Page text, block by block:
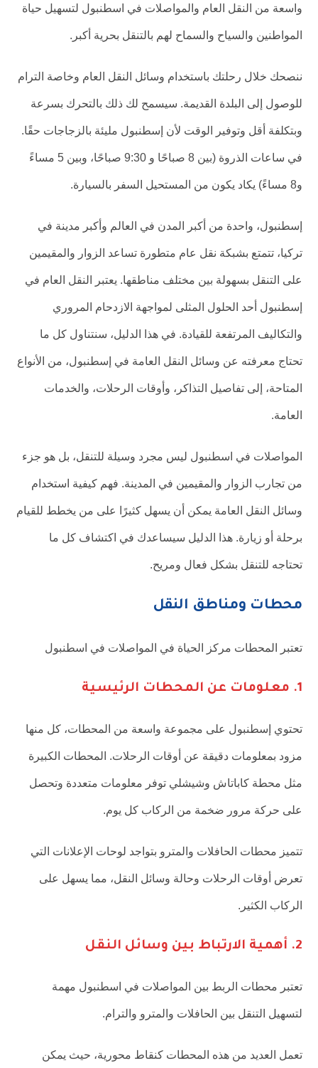
واسعة من النقل العام والمواصلات في اسطنبول لتسهيل حياة
المواطنين والسياح والسماح لهم بالتنقل بحرية أكبر.
ننصحك خلال رحلتك باستخدام وسائل النقل العام وخاصة الترام
للوصول إلى البلدة القديمة. سيسمح لك ذلك بالتحرك بسرعة
وبتكلفة أقل وتوفير الوقت لأن إسطنبول مليئة بالزجاجات حقًا.
في ساعات الذروة (بين 8 صباحًا و 9:30 صباحًا، وبين 5 مساءً
و8 مساءً) يكاد يكون من المستحيل السفر بالسيارة.
إسطنبول، واحدة من أكبر المدن في العالم وأكبر مدينة في
تركيا، تتمتع بشبكة نقل عام متطورة تساعد الزوار والمقيمين
على التنقل بسهولة بين مختلف مناطقها. يعتبر النقل العام في
إسطنبول أحد الحلول المثلى لمواجهة الازدحام المروري
والتكاليف المرتفعة للقيادة. في هذا الدليل، سنتناول كل ما
تحتاج معرفته عن وسائل النقل العامة في إسطنبول، من الأنواع
المتاحة، إلى تفاصيل التذاكر، وأوقات الرحلات، والخدمات
العامة.
المواصلات في اسطنبول ليس مجرد وسيلة للتنقل، بل هو جزء
من تجارب الزوار والمقيمين في المدينة. فهم كيفية استخدام
وسائل النقل العامة يمكن أن يسهل كثيرًا على من يخطط للقيام
برحلة أو زيارة. هذا الدليل سيساعدك في اكتشاف كل ما
تحتاجه للتنقل بشكل فعال ومريح.
محطات ومناطق النقل
تعتبر المحطات مركز الحياة في المواصلات في اسطنبول
1. معلومات عن المحطات الرئيسية
تحتوي إسطنبول على مجموعة واسعة من المحطات، كل منها
مزود بمعلومات دقيقة عن أوقات الرحلات. المحطات الكبيرة
مثل محطة كاباتاش وشيشلي توفر معلومات متعددة وتحصل
على حركة مرور ضخمة من الركاب كل يوم.
تتميز محطات الحافلات والمترو بتواجد لوحات الإعلانات التي
تعرض أوقات الرحلات وحالة وسائل النقل، مما يسهل على
الركاب الكثير.
2. أهمية الارتباط بين وسائل النقل
تعتبر محطات الربط بين المواصلات في اسطنبول مهمة
لتسهيل التنقل بين الحافلات والمترو والترام.
تعمل العديد من هذه المحطات كنقاط محورية، حيث يمكن